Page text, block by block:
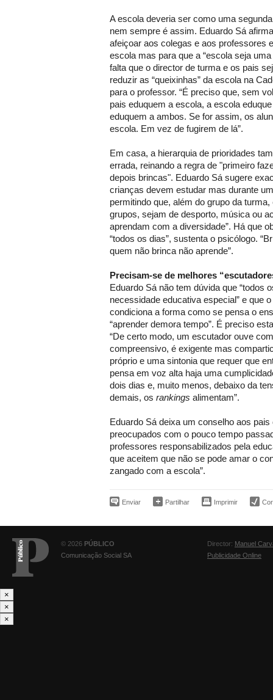
A escola deveria ser como uma
nem sempre é assim. Eduardo Sá
afeiçoar aos colegas e aos professores
escola mas para que a “escola seja
falta que o director de turma e os pais
reduzir as “queixinhas” da escola na
para o professor. “É preciso que, sem
pais eduquem a escola, a escola
eduquem a ambos. Se for assim, os
escola. Em vez de fugirem de lá”.
Em casa, a hierarquia de prioridades
errada, reinando a regra de "primeiro
depois brincas". Eduardo Sá sugere
crianças devem estudar mas durante
permitindo que, além do grupo da
grupos, sejam de desporto, música ou
aprendam com a diversidade”. Há que
“todos os dias”, sustenta o psicólogo.
quem não brinca não aprende”.
Precisam-se de melhores
Eduardo Sá não tem dúvida que “todos
necessidade educativa especial” e que
condiciona a forma como se pensa o
“aprender demora tempo”. É preciso
“De certo modo, um escutador ouve
compreensivo, é exigente mas
próprio e uma sintonia que requer que
pensa em voz alta haja uma
dois dias e, muito menos, debaixo da
demais, os rankings alimentam”.
Eduardo Sá deixa um conselho aos
preocupados com o pouco tempo
professores responsabilizados pela
que aceitem que não se pode amar o
zangado com a escola”.
Enviar Partilhar Imprimir
© 2026 PÚBLICO
Comunicação Social SA
Director: Manuel
Publicidade Online
×
×
×